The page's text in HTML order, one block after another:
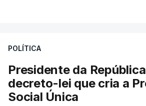
POLÍTICA
Presidente da
decreto-lei que cria a
Social Única